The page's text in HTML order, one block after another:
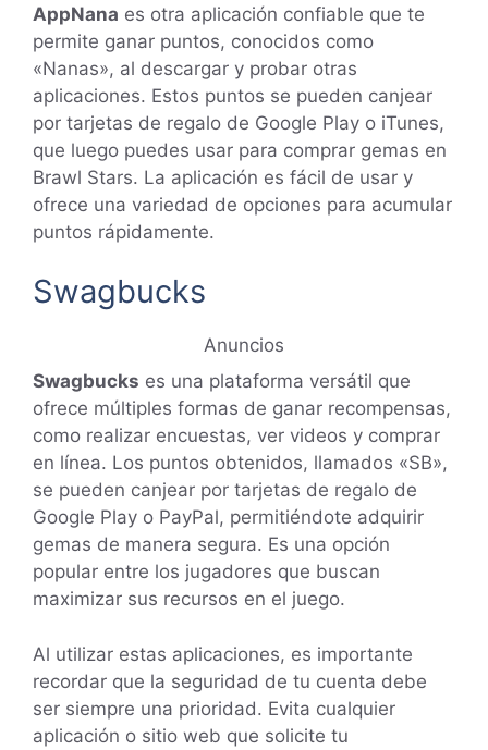
AppNana es otra aplicación confiable que te
permite ganar puntos, conocidos como
«Nanas», al descargar y probar otras
aplicaciones. Estos puntos se pueden canjear
por tarjetas de regalo de Google Play o iTunes,
que luego puedes usar para comprar gemas en
Brawl Stars. La aplicación es fácil de usar y
ofrece una variedad de opciones para acumular
puntos rápidamente.
Swagbucks
Anuncios
Swagbucks es una plataforma versátil que
ofrece múltiples formas de ganar recompensas,
como realizar encuestas, ver videos y comprar
en línea. Los puntos obtenidos, llamados «SB»,
se pueden canjear por tarjetas de regalo de
Google Play o PayPal, permitiéndote adquirir
gemas de manera segura. Es una opción
popular entre los jugadores que buscan
maximizar sus recursos en el juego.
Al utilizar estas aplicaciones, es importante
recordar que la seguridad de tu cuenta debe
ser siempre una prioridad. Evita cualquier
aplicación o sitio web que solicite tu